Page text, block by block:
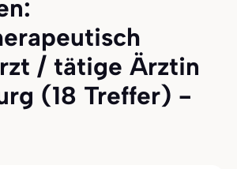
/ tätige Ärztin
(18 Treffer) -